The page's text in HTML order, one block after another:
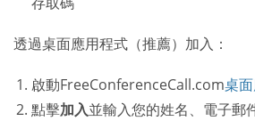
透過桌面應用程式（推薦）加入：
啟動FreeConferenceCall.com桌
點擊加入並輸入您的姓名、電子郵